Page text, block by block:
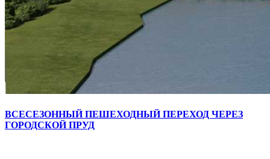
ВСЕСЕЗОННЫЙ ПЕШЕХОДНЫЙ ПЕРЕХОД ЧЕРЕЗ
ГОРОДСКОЙ ПРУД